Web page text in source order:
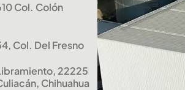
Col. Colón
Col. Del Fresno
22225
Chihuahua